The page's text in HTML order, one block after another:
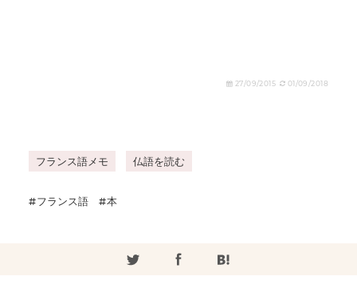
27/09/2015 01/09/2018
フランス語メモ 仏語を読む
フランス語 本